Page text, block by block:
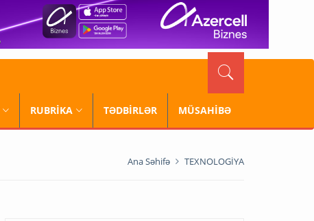
RUBRİKA TƏDBİRLƏR MÜSAHİBƏ
Ana Səhifə TEXNOLOGİYA